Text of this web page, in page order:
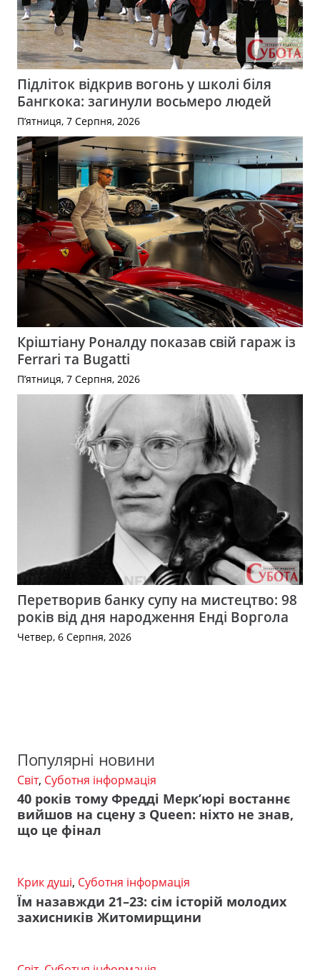
Підліток відкрив вогонь у школі біля
Бангкока: загинули восьмеро людей
П’ятниця, 7 Серпня, 2026
Кріштіану Роналду показав свій гараж із
Ferrari та Bugatti
П’ятниця, 7 Серпня, 2026
Перетворив банку супу на мистецтво: 98
років від дня народження Енді Воргола
Четвер, 6 Серпня, 2026
Популярні новини
Світ, Суботня інформація
40 років тому Фредді Мерк’юрі востаннє
вийшов на сцену з Queen: ніхто не знав,
що це фінал
Крик душі, Суботня інформація
Їм назавжди 21–23: сім історій молодих
захисників Житомирщини